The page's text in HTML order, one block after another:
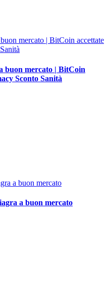
mercato | BitCoin accettate
buon mercato | BitCoin
Sconto Sanità
a buon mercato
a buon mercato